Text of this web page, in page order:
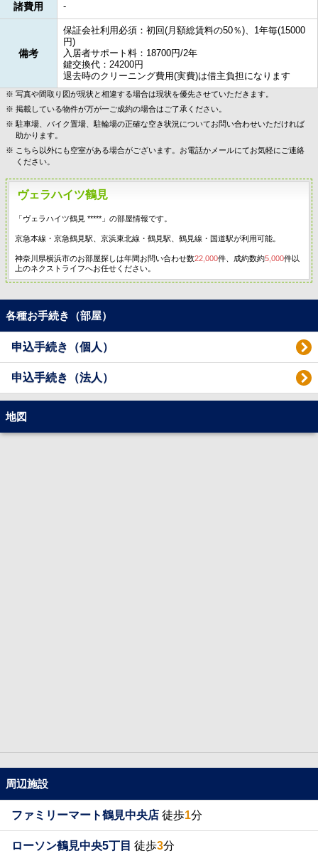
諸費用 -
備考
保証会社利用必須：初回(月額総賃料の50％)、1年毎(15000
円)
入居者サポート料：18700円/2年
鍵交換代：24200円
退去時のクリーニング費用(実費)は借主負担になります
写真や間取り図が現状と相違する場合は現状を優先させていただきます。
掲載している物件が万が一ご成約の場合はご了承ください。
駐車場、バイク置場、駐輪場の正確な空き状況についてお問い合わせいただければ
助かります。
こちら以外にも空室がある場合がございます。お電話かメールにてお気軽にご連絡
ください。
ヴェラハイツ鶴見
「ヴェラハイツ鶴見 *****」の部屋情報です。
京急本線・京急鶴見駅、京浜東北線・鶴見駅、鶴見線・国道駅が利用可能。
神奈川県横浜市のお部屋探しは年間お問い合わせ数22,000件、成約数約5,000件以
上のネクストライフへお任せください。
各種お手続き（部屋）
申込手続き（個人）
申込手続き（法人）
地図
周辺施設
ファミリーマート鶴見中央店 徒歩1分
ローソン鶴見中央5丁目 徒歩3分